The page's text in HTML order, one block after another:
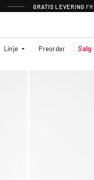
GRATIS LEVERING
Linje Preorder Salg